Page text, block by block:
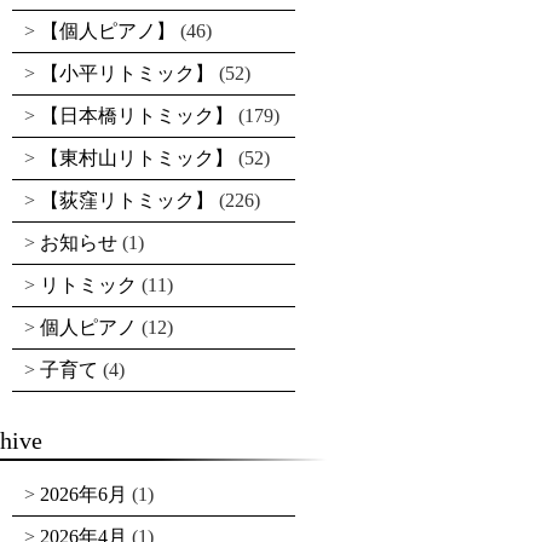
【個人ピアノ】 (46)
【小平リトミック】 (52)
【日本橋リトミック】 (179)
【東村山リトミック】 (52)
【荻窪リトミック】 (226)
お知らせ (1)
リトミック (11)
個人ピアノ (12)
子育て (4)
2026年6月 (1)
2026年4月 (1)